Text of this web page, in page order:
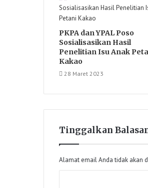
PKPA dan YPAL Poso
Sosialisasikan Hasil
Penelitian Isu Anak
Kakao
28 Maret 2023
Tinggalkan
Alamat email Anda tidak akan